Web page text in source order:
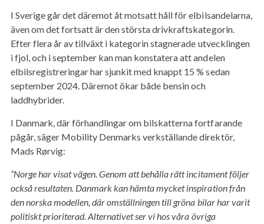
I Sverige går det däremot åt motsatt håll för elbilsandelarna,
även om det fortsatt är den största drivkraftskategorin.
Efter flera år av tillväxt i kategorin stagnerade utvecklingen
i fjol, och i september kan man konstatera att andelen
elbilsregistreringar har sjunkit med knappt 15 % sedan
september 2024. Däremot ökar både bensin och
laddhybrider.
I Danmark, där förhandlingar om bilskatterna fortfarande
pågår, säger Mobility Denmarks verkställande direktör,
Mads Rørvig:
”Norge har visat vägen. Genom att behålla rätt incitament följer
också resultaten. Danmark kan hämta mycket inspiration från
den norska modellen, där omställningen till gröna bilar har varit
politiskt prioriterad. Alternativet ser vi hos våra övriga